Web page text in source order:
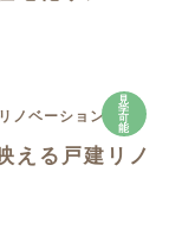
見
学
可
能
える戸建リノ